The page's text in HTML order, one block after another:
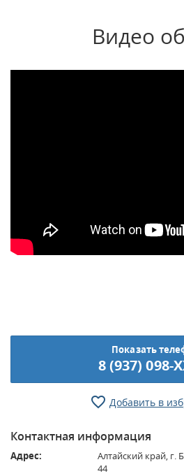
Видео
Показать
8 (937) 098-
Добавить в
Контактная информация
Адрес:
Алтайский край, г.
44